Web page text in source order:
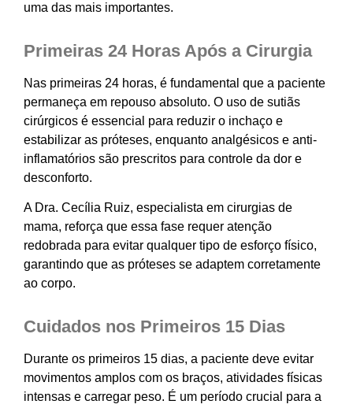
uma das mais importantes.
Primeiras 24 Horas Após a Cirurgia
Nas primeiras 24 horas, é fundamental que a paciente
permaneça em repouso absoluto. O uso de sutiãs
cirúrgicos é essencial para reduzir o inchaço e
estabilizar as próteses, enquanto analgésicos e anti-
inflamatórios são prescritos para controle da dor e
desconforto.
A Dra. Cecília Ruiz, especialista em cirurgias de
mama, reforça que essa fase requer atenção
redobrada para evitar qualquer tipo de esforço físico,
garantindo que as próteses se adaptem corretamente
ao corpo.
Cuidados nos Primeiros 15 Dias
Durante os primeiros 15 dias, a paciente deve evitar
movimentos amplos com os braços, atividades físicas
intensas e carregar peso. É um período crucial para a